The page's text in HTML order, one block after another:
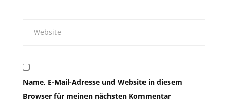
Name, E-Mail-Adresse und Website in diesem
Browser für meinen nächsten Kommentar